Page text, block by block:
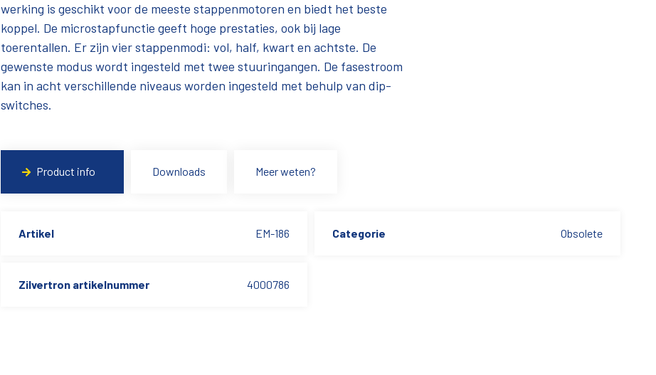
werking is geschikt voor de meeste stappenmotoren en biedt het beste
koppel. De microstapfunctie geeft hoge prestaties, ook bij lage
toerentallen. Er zijn vier stappenmodi: vol, half, kwart en achtste. De
gewenste modus wordt ingesteld met twee stuuringangen. De fasestroom
kan in acht verschillende niveaus worden ingesteld met behulp van dip-
switches.
Product info Downloads Meer weten?
Artikel EM-186 Categorie Obsolete
Zilvertron artikelnummer 4000786